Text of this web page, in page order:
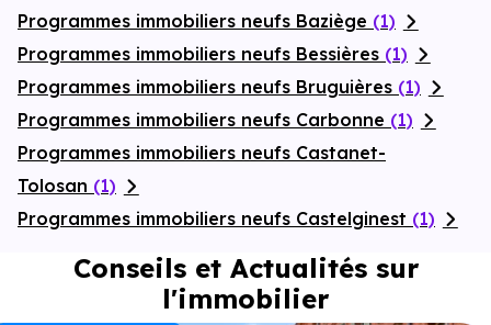
Programmes immobiliers neufs Baziège (1)
Programmes immobiliers neufs Bessières (1)
Programmes immobiliers neufs Bruguières (1)
Programmes immobiliers neufs Carbonne (1)
Programmes immobiliers neufs Castanet-
Tolosan (1)
Programmes immobiliers neufs Castelginest (1)
Conseils et Actualités sur
l'immobilier